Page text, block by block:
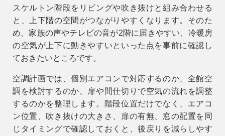
スケルトン階段をリビングや吹き抜けと組み合わせる
と、上下階の空間がつながりやすくなります。そのた
め、家族の声やテレビの音が2階に届きやすい、冷暖房
の空気が上下に動きやすいといった点を事前に確認し
ておきたいところです。
空調計画では、個別エアコンで対応するのか、全館空
調を検討するのか、扉や間仕切りで空気の流れを調整
するのかを整理します。階段位置だけでなく、エアコ
ン位置、吹き抜けの大きさ、扉の有無、窓の配置を同
じタイミングで確認しておくと、後戻りを減らしやす